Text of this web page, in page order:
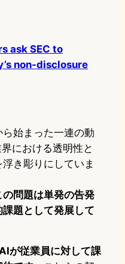
ask SEC to
non-disclosure
始まった一連の動
における透明性と
き彫りにしていま
問題は単発の告発
題として発展して
が従業員に対して課